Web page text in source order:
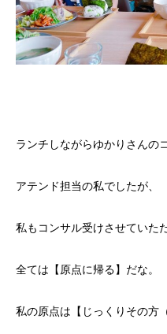
ランチしながらゆかりさんの
アテンド担当の私でしたが、
私もコンサル受けさせていた
全ては【原点に帰る】だな。
私の原点は【じっくりその方